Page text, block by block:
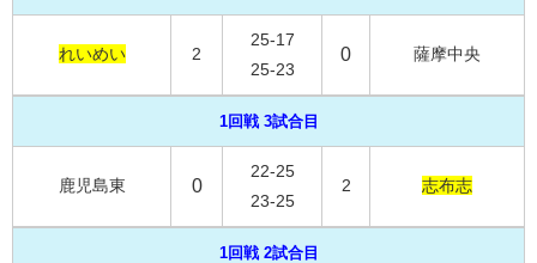
れいめい 2
25-17
25-23
0 薩摩中央
1回戦 3試合目
鹿児島東 0
22-25
23-25
2 志布志
1回戦 2試合目